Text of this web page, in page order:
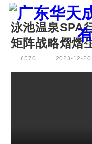
证
泳池温泉SPA
矩阵战略熠熠
6570 2023-12-20